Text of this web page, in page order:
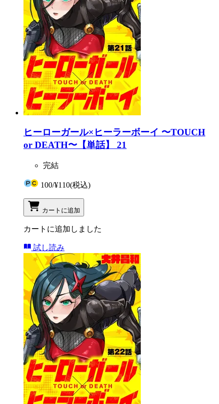
ヒーローガール×ヒーラーボーイ 〜TOUCH
or DEATH〜【単話】 21
完結
100/¥110(税込)
カートに追加
カートに追加しました
試し読み